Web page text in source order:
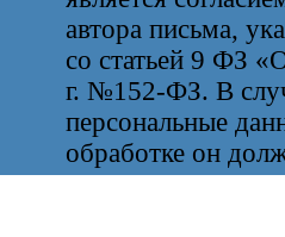
автора письма,
со статьей 9 ФЗ
г. №152-ФЗ. В
персональные
обработке он